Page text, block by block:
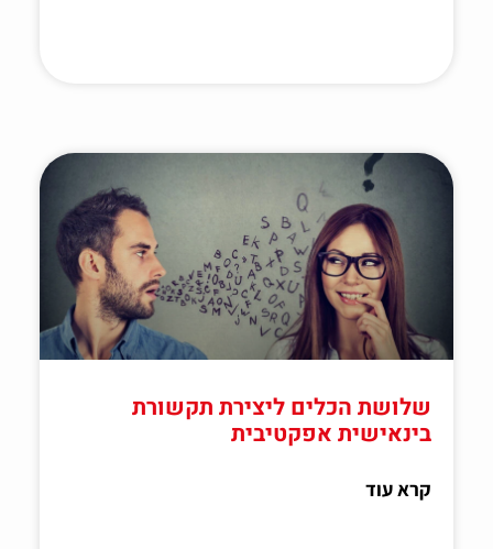
שלושת הכלים ליצירת תקשורת
בינאישית אפקטיבית
קרא עוד